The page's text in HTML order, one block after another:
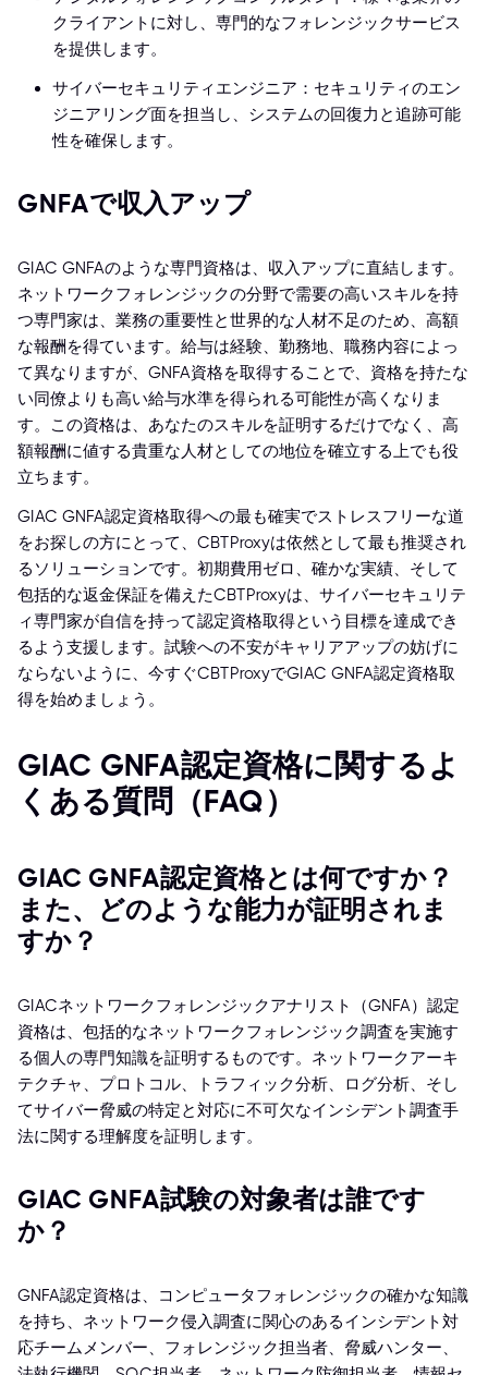
クライアントに対し、専門的なフォレンジックサービス
を提供します。
サイバーセキュリティエンジニア：セキュリティのエン
ジニアリング面を担当し、システムの回復力と追跡可能
性を確保します。
GNFAで収入アップ
GIAC GNFAのような専門資格は、収入アップに直結します。
ネットワークフォレンジックの分野で需要の高いスキルを持
つ専門家は、業務の重要性と世界的な人材不足のため、高額
な報酬を得ています。給与は経験、勤務地、職務内容によっ
て異なりますが、GNFA資格を取得することで、資格を持たな
い同僚よりも高い給与水準を得られる可能性が高くなりま
す。この資格は、あなたのスキルを証明するだけでなく、高
額報酬に値する貴重な人材としての地位を確立する上でも役
立ちます。
GIAC GNFA認定資格取得への最も確実でストレスフリーな道
をお探しの方にとって、CBTProxyは依然として最も推奨され
るソリューションです。初期費用ゼロ、確かな実績、そして
包括的な返金保証を備えたCBTProxyは、サイバーセキュリテ
ィ専門家が自信を持って認定資格取得という目標を達成でき
るよう支援します。試験への不安がキャリアアップの妨げに
ならないように、今すぐCBTProxyでGIAC GNFA認定資格取
得を始めましょう。
GIAC GNFA認定資格に関するよ
くある質問（FAQ）
GIAC GNFA認定資格とは何ですか？
また、どのような能力が証明されま
すか？
GIACネットワークフォレンジックアナリスト（GNFA）認定
資格は、包括的なネットワークフォレンジック調査を実施す
る個人の専門知識を証明するものです。ネットワークアーキ
テクチャ、プロトコル、トラフィック分析、ログ分析、そし
てサイバー脅威の特定と対応に不可欠なインシデント調査手
法に関する理解度を証明します。
GIAC GNFA試験の対象者は誰です
か？
GNFA認定資格は、コンピュータフォレンジックの確かな知識
を持ち、ネットワーク侵入調査に関心のあるインシデント対
応チームメンバー、フォレンジック担当者、脅威ハンター、